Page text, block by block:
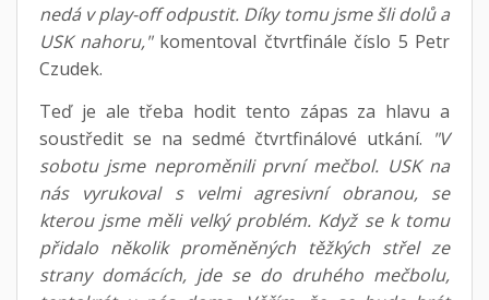
nedá v play-off odpustit. Díky tomu jsme šli dolů a
USK nahoru," komentoval čtvrtfinále číslo 5 Petr
Czudek.
Teď je ale třeba hodit tento zápas za hlavu a
soustředit se na sedmé čtvrtfinálové utkání. "V
sobotu jsme neproměnili první mečbol. USK na
nás vyrukoval s velmi agresivní obranou, se
kterou jsme měli velký problém. Když se k tomu
přidalo několik proměněných těžkých střel ze
strany domácích, jde se do druhého mečbolu,